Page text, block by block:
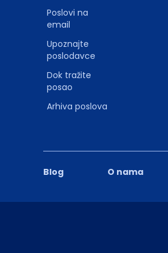
Blog O nama
Poslovi na
email
Upoznajte
poslodavce
Dok tražite
posao
Arhiva poslova